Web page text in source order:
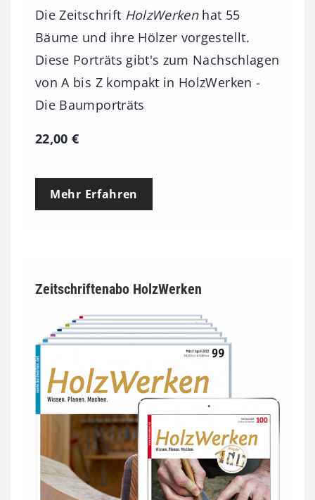
Die Zeitschrift HolzWerkenhat 55
Bäume und ihre Hölzer vorgestellt.
Diese Porträts gibt's zum Nachschlagen
von A bis Z kompakt in HolzWerken -
Die Baumporträts
22,00€
Mehr Erfahren
Zeitschriftenabo HolzWerken